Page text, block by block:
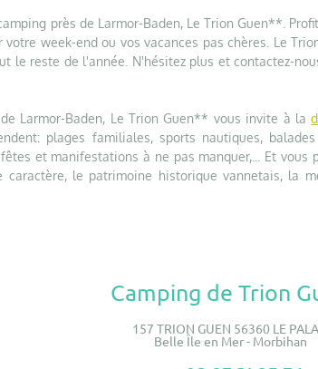
près de Larmor-Baden, Le Trion Guen**.
week-end ou vos vacances pas chères. Le
le reste de l'année. N'hésitez plus et contactez-
Larmor-Baden, Le Trion Guen** vous invite à la
plages familiales, sports nautiques,
et manifestations à ne pas manquer,... Et vous
le patrimoine historique vannetais, la
Camping de Trion
157 TRION GUEN 56360 LE
Belle Île en Mer - Morbihan